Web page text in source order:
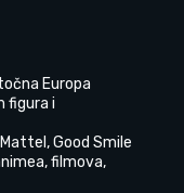
Europa
figura i
Good Smile
filmova,